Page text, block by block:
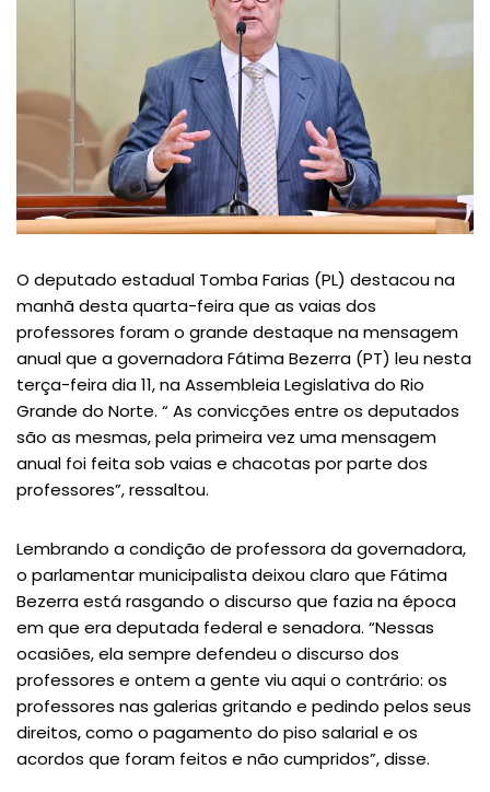
O deputado estadual Tomba Farias (PL) destacou na
manhã desta quarta-feira que as vaias dos
professores foram o grande destaque na mensagem
anual que a governadora Fátima Bezerra (PT) leu nesta
terça-feira dia 11, na Assembleia Legislativa do Rio
Grande do Norte. “ As convicções entre os deputados
são as mesmas, pela primeira vez uma mensagem
anual foi feita sob vaias e chacotas por parte dos
professores”, ressaltou.
Lembrando a condição de professora da governadora,
o parlamentar municipalista deixou claro que Fátima
Bezerra está rasgando o discurso que fazia na época
em que era deputada federal e senadora. “Nessas
ocasiões, ela sempre defendeu o discurso dos
professores e ontem a gente viu aqui o contrário: os
professores nas galerias gritando e pedindo pelos seus
direitos, como o pagamento do piso salarial e os
acordos que foram feitos e não cumpridos”, disse.